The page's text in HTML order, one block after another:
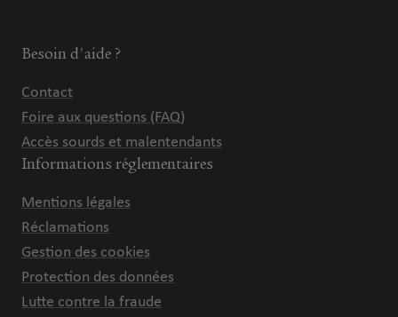
Besoin d'aide ?
Contact
Foire aux questions (FAQ)
Accès sourds et malentendants
Informations réglementaires
Mentions légales
Réclamations
Gestion des cookies
Protection des données
Lutte contre la fraude